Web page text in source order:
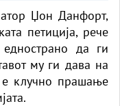
Џон Данфорт,
петиција, рече
да ги
му ги дава на
е клучно прашање